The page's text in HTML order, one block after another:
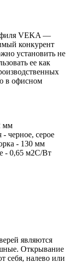
VEKA —
конкурент
установить не
ее как
в офисном
мм
черное, серое
- 130 мм
- 0,65 м2С/Вт
являются
Открывание
себя, налево или